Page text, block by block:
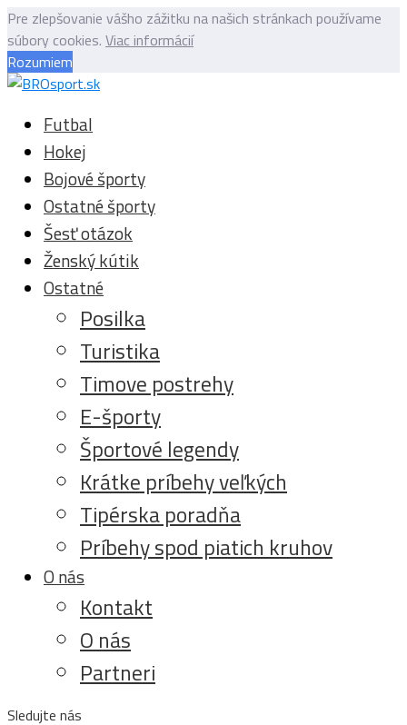
Pre zlepšovanie vášho zážitku na našich stránkach používame
súbory cookies. Viac informácií
Rozumiem
Futbal
Hokej
Bojové športy
Ostatné športy
Šesť otázok
Ženský kútik
Ostatné
Posilka
Turistika
Timove postrehy
E-športy
Športové legendy
Krátke príbehy veľkých
Tipérska poradňa
Príbehy spod piatich kruhov
O nás
Kontakt
O nás
Partneri
Sledujte nás